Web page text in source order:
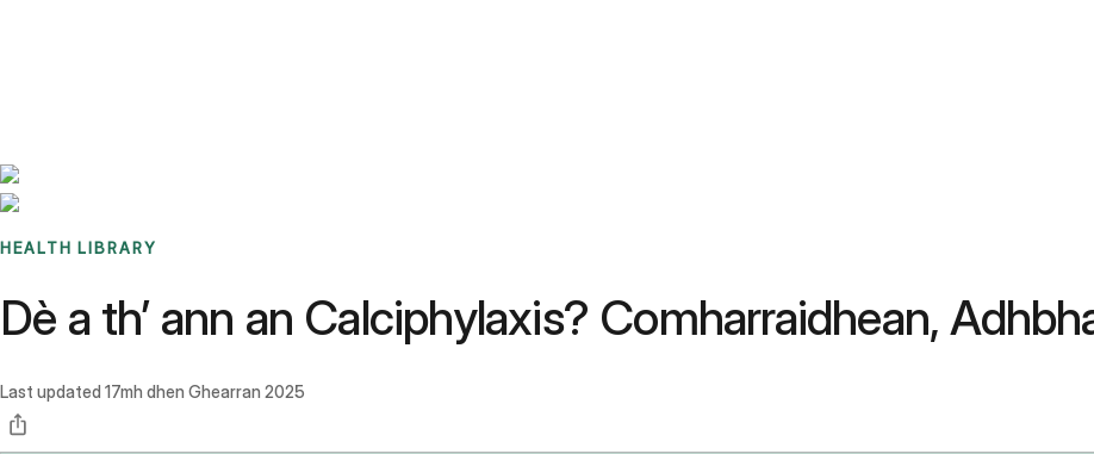
HEALTH LIBRARY
Dè a th’ ann an Calciphylaxis? Comharraidhean,
Last updated 17mh dhen Ghearran 2025